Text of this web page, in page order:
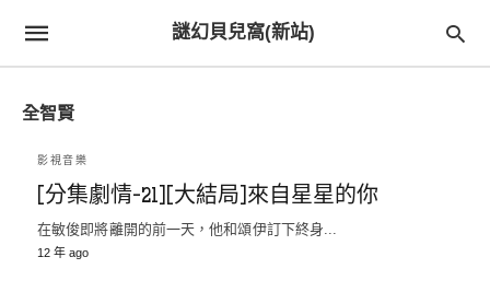
謎幻貝兒窩(新站)
全智賢
影視音樂
[分集劇情-21][大結局]來自星星的你
在敏俊即將離開的前一天，他和頌伊訂下終身...
12 年 ago